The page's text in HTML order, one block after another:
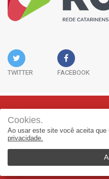
TWITTER FACEBOOK
Rua Adolfo Melo, 38 - Sala
(48) 3298-7979 |
© 2025, Rede Catarinense
Cookies.
Ao usar este site você aceita que
privacidade.